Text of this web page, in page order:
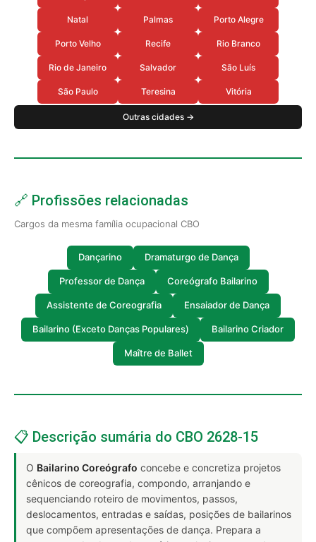
Natal Palmas Porto Alegre
Porto Velho Recife Rio Branco
Rio de Janeiro Salvador São Luís
São Paulo Teresina Vitória
Outras cidades →
🔗 Profissões relacionadas
Cargos da mesma família ocupacional CBO
Dançarino Dramaturgo de Dança
Professor de Dança Coreógrafo Bailarino
Assistente de Coreografia Ensaiador de Dança
Bailarino (Exceto Danças Populares) Bailarino Criador
Maître de Ballet
📋 Descrição sumária do CBO 2628-15
O Bailarino Coreógrafo concebe e concretiza projetos
cênicos de coreografia, compondo, arranjando e
sequenciando roteiro de movimentos, passos,
deslocamentos, entradas e saídas, posições de bailarinos
que compõem apresentações de dança. Prepara a